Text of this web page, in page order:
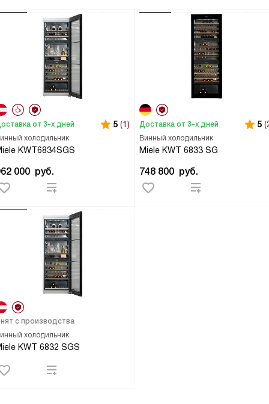
холодильник
KWT6834SGS
от 3-х дней 5 (1)
000 руб.
Винный холодильник
Miele KWT 6833 SG
Доставка от 3-х дней 5
748 800 руб.
холодильник
KWT 6832 SGS
с производства